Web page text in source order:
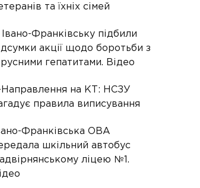
та їхніх сімей
Івано-Франківську підбили
акції щодо боротьби з
гепатитами. Відео
Направлення на КТ: НСЗУ
правила виписування
Франківська ОВА
шкільний автобус
ліцею №1.